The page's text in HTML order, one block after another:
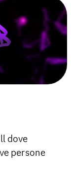
dove
persone